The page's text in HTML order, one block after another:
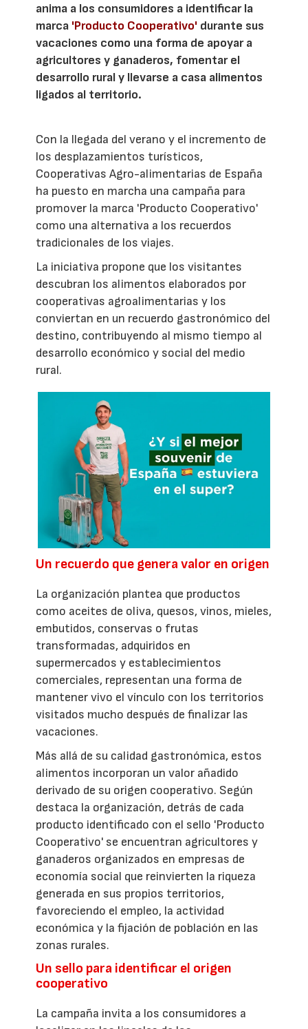
anima a los consumidores a identificar la
marca 'Producto Cooperativo' durante sus
vacaciones como una forma de apoyar a
agricultores y ganaderos, fomentar el
desarrollo rural y llevarse a casa alimentos
ligados al territorio.
Con la llegada del verano y el incremento de
los desplazamientos turísticos,
Cooperativas Agro-alimentarias de España
ha puesto en marcha una campaña para
promover la marca 'Producto Cooperativo'
como una alternativa a los recuerdos
tradicionales de los viajes.
La iniciativa propone que los visitantes
descubran los alimentos elaborados por
cooperativas agroalimentarias y los
conviertan en un recuerdo gastronómico del
destino, contribuyendo al mismo tiempo al
desarrollo económico y social del medio
rural.
Un recuerdo que genera valor en origen
La organización plantea que productos
como aceites de oliva, quesos, vinos, mieles,
embutidos, conservas o frutas
transformadas, adquiridos en
supermercados y establecimientos
comerciales, representan una forma de
mantener vivo el vínculo con los territorios
visitados mucho después de finalizar las
vacaciones.
Más allá de su calidad gastronómica, estos
alimentos incorporan un valor añadido
derivado de su origen cooperativo. Según
destaca la organización, detrás de cada
producto identificado con el sello 'Producto
Cooperativo' se encuentran agricultores y
ganaderos organizados en empresas de
economía social que reinvierten la riqueza
generada en sus propios territorios,
favoreciendo el empleo, la actividad
económica y la fijación de población en las
zonas rurales.
Un sello para identificar el origen
cooperativo
La campaña invita a los consumidores a